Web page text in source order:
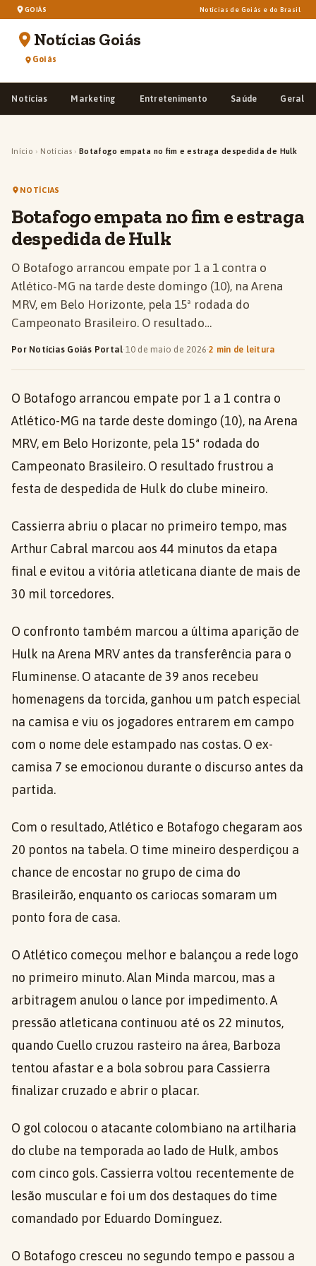
GOIÁS Notícias de Goiás e do Brasil
Notícias Goiás
Goiás
Notícias Marketing Entretenimento Saúde Geral
Início › Notícias › Botafogo empata no fim e estraga despedida de Hulk
NOTÍCIAS
Botafogo empata no fim e estraga
despedida de Hulk
O Botafogo arrancou empate por 1 a 1 contra o
Atlético-MG na tarde deste domingo (10), na Arena
MRV, em Belo Horizonte, pela 15ª rodada do
Campeonato Brasileiro. O resultado…
Por Notícias Goiás Portal·10 de maio de 2026·2 min de leitura
O Botafogo arrancou empate por 1 a 1 contra o
Atlético-MG na tarde deste domingo (10), na Arena
MRV, em Belo Horizonte, pela 15ª rodada do
Campeonato Brasileiro. O resultado frustrou a
festa de despedida de Hulk do clube mineiro.
Cassierra abriu o placar no primeiro tempo, mas
Arthur Cabral marcou aos 44 minutos da etapa
final e evitou a vitória atleticana diante de mais de
30 mil torcedores.
O confronto também marcou a última aparição de
Hulk na Arena MRV antes da transferência para o
Fluminense. O atacante de 39 anos recebeu
homenagens da torcida, ganhou um patch especial
na camisa e viu os jogadores entrarem em campo
com o nome dele estampado nas costas. O ex-
camisa 7 se emocionou durante o discurso antes da
partida.
Com o resultado, Atlético e Botafogo chegaram aos
20 pontos na tabela. O time mineiro desperdiçou a
chance de encostar no grupo de cima do
Brasileirão, enquanto os cariocas somaram um
ponto fora de casa.
O Atlético começou melhor e balançou a rede logo
no primeiro minuto. Alan Minda marcou, mas a
arbitragem anulou o lance por impedimento. A
pressão atleticana continuou até os 22 minutos,
quando Cuello cruzou rasteiro na área, Barboza
tentou afastar e a bola sobrou para Cassierra
finalizar cruzado e abrir o placar.
O gol colocou o atacante colombiano na artilharia
do clube na temporada ao lado de Hulk, ambos
com cinco gols. Cassierra voltou recentemente de
lesão muscular e foi um dos destaques do time
comandado por Eduardo Domínguez.
O Botafogo cresceu no segundo tempo e passou a